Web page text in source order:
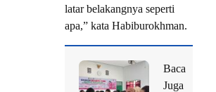
latar belakangnya seperti
apa,” kata Habiburokhman.
Baca
Juga